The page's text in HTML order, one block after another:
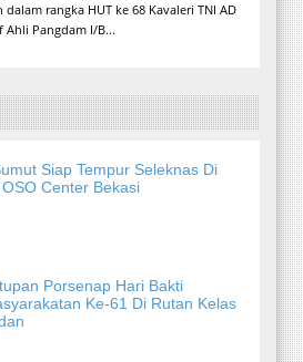
dalam rangka HUT ke 68 Kavaleri TNI AD
Pangdam I/B...
Siap Tempur Seleknas Di
Center Bekasi
Porsenap Hari Bakti
Ke-61 Di Rutan Kelas